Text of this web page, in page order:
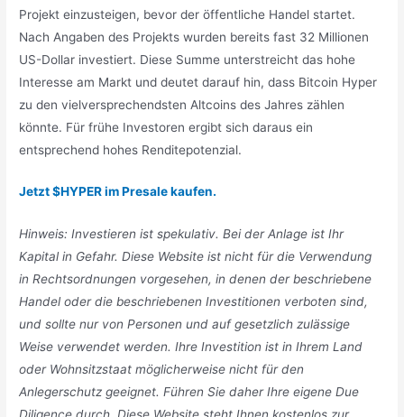
Projekt einzusteigen, bevor der öffentliche Handel startet.
Nach Angaben des Projekts wurden bereits fast 32 Millionen
US-Dollar investiert. Diese Summe unterstreicht das hohe
Interesse am Markt und deutet darauf hin, dass Bitcoin Hyper
zu den vielversprechendsten Altcoins des Jahres zählen
könnte. Für frühe Investoren ergibt sich daraus ein
entsprechend hohes Renditepotenzial.
Jetzt $HYPER im Presale kaufen.
Hinweis: Investieren ist spekulativ. Bei der Anlage ist Ihr
Kapital in Gefahr. Diese Website ist nicht für die Verwendung
in Rechtsordnungen vorgesehen, in denen der beschriebene
Handel oder die beschriebenen Investitionen verboten sind,
und sollte nur von Personen und auf gesetzlich zulässige
Weise verwendet werden. Ihre Investition ist in Ihrem Land
oder Wohnsitzstaat möglicherweise nicht für den
Anlegerschutz geeignet. Führen Sie daher Ihre eigene Due